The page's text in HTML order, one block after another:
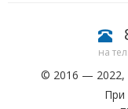
на
© 2016 — 2022,
При